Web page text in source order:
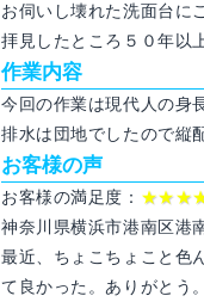
お伺いし壊れた洗面台に
拝見したところ５０年以
作業内容
今回の作業は現代人の身
排水は団地でしたので縦
お客様の声
お客様の満足度：
神奈川県横浜市港南区港
最近、ちょこちょこと色
て良かった。ありがとう。